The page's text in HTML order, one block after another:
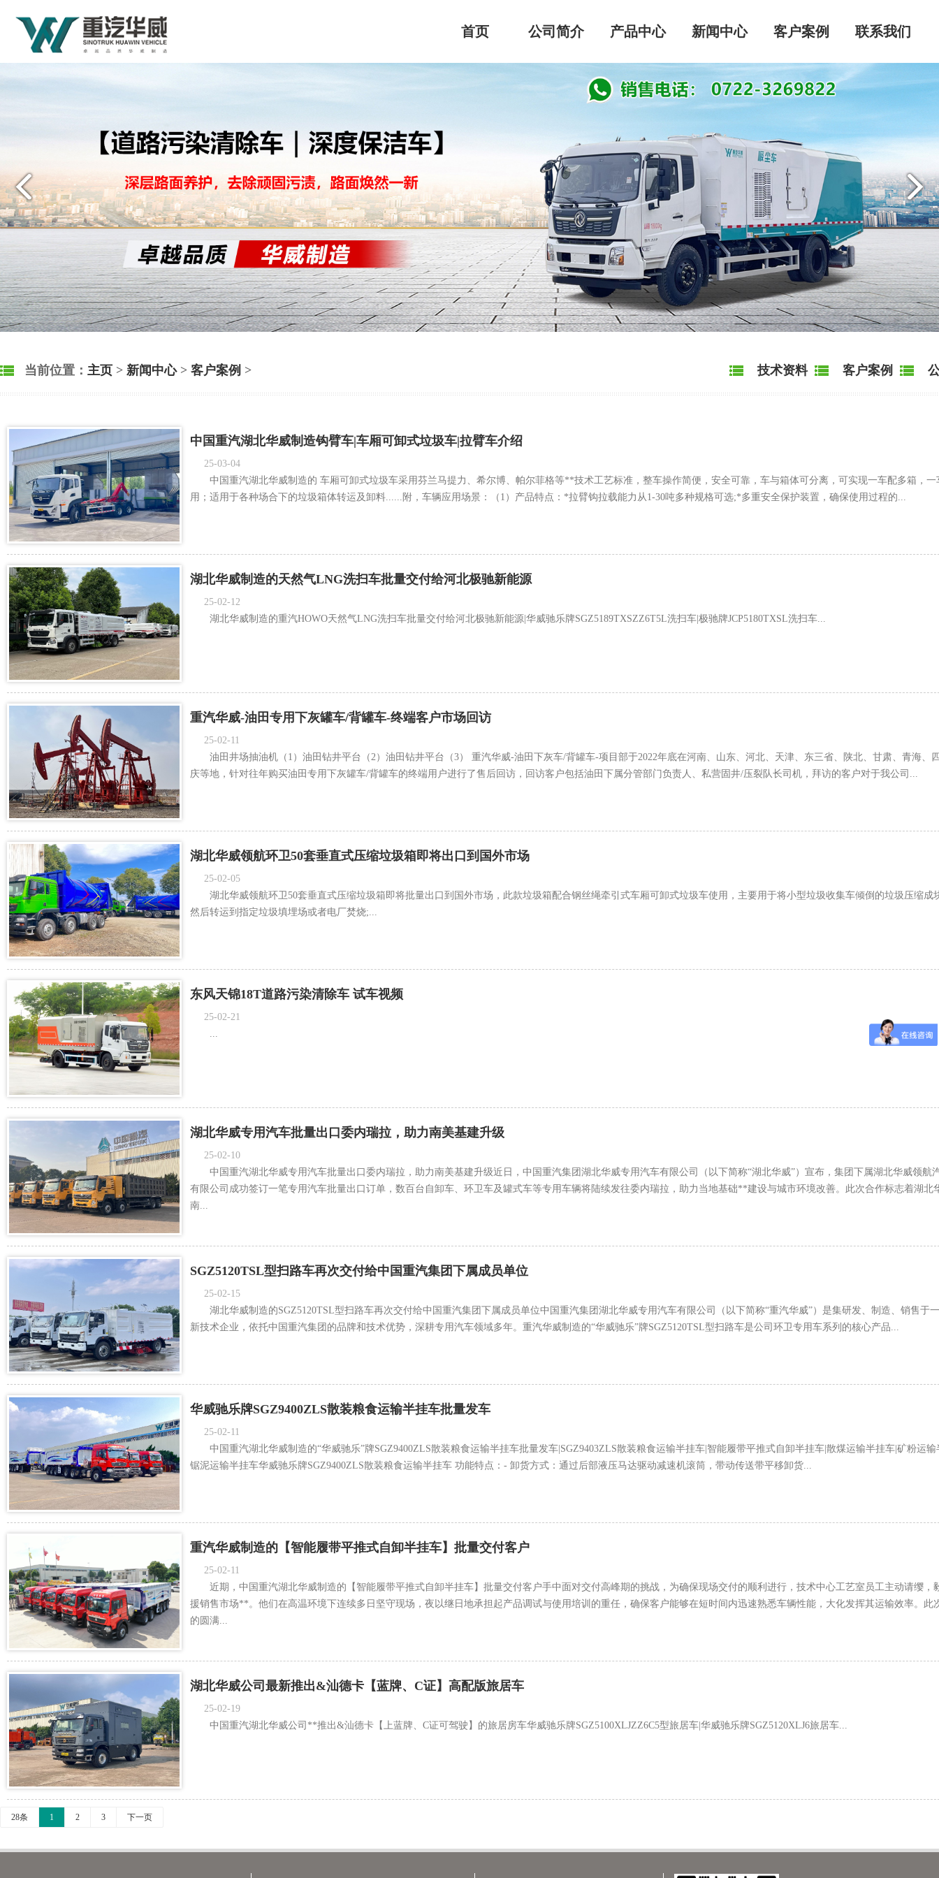
首页 公司简介 产品中心 新闻中心 客户案例 联系我们
当前位置： 主页 > 新闻中心> 客户案例 > 技术资料 客户案例
中国重汽湖北华威制造钩臂车|车厢可卸式垃圾车|拉臂车介绍
25-03-04
中国重汽湖北华威制造的 车厢可卸式垃圾车采用芬兰马提力、希尔博、帕尔菲格等**技术工艺标准，整车操作简便，安全可靠，车与箱体可分离，可实现一车配多箱，一
用；适用于各种场合下的垃圾箱体转运及卸料......附，车辆应用场景：（1）产品特点：*拉臂钩拉载能力从1-30吨多种规格可选;*多重安全保护装置，确保使用过程的...
湖北华威制造的天然气LNG洗扫车批量交付给河北极驰新能源
25-02-12
湖北华威制造的重汽HOWO天然气LNG洗扫车批量交付给河北极驰新能源|华威驰乐牌SGZ5189TXSZZ6T5L洗扫车|极驰牌JCP5180TXSL洗扫车...
重汽华威-油田专用下灰罐车/背罐车-终端客户市场回访
25-02-11
油田井场抽油机（1）油田钻井平台（2）油田钻井平台（3） 重汽华威-油田下灰车/背罐车-项目部于2022年底在河南、山东、河北、天津、东三省、陕北、甘肃、青海、
庆等地，针对往年购买油田专用下灰罐车/背罐车的终端用户进行了售后回访，回访客户包括油田下属分管部门负责人、私营固井/压裂队长司机，拜访的客户对于我公司...
湖北华威领航环卫50套垂直式压缩垃圾箱即将出口到国外市场
25-02-05
湖北华威领航环卫50套垂直式压缩垃圾箱即将批量出口到国外市场，此款垃圾箱配合钢丝绳牵引式车厢可卸式垃圾车使用，主要用于将小型垃圾收集车倾倒的垃圾压缩成
然后转运到指定垃圾填埋场或者电厂焚烧;...
东风天锦18T道路污染清除车 试车视频
25-02-21
...
湖北华威专用汽车批量出口委内瑞拉，助力南美基建升级
25-02-10
中国重汽湖北华威专用汽车批量出口委内瑞拉，助力南美基建升级近日，中国重汽集团湖北华威专用汽车有限公司（以下简称“湖北华威”）宣布，集团下属湖北华威领航
有限公司成功签订一笔专用汽车批量出口订单，数百台自卸车、环卫车及罐式车等专用车辆将陆续发往委内瑞拉，助力当地基础**建设与城市环境改善。此次合作标志着湖北
南...
SGZ5120TSL型扫路车再次交付给中国重汽集团下属成员单位
25-02-15
湖北华威制造的SGZ5120TSL型扫路车再次交付给中国重汽集团下属成员单位中国重汽集团湖北华威专用汽车有限公司（以下简称“重汽华威”）是集研发、制造、销售于
新技术企业，依托中国重汽集团的品牌和技术优势，深耕专用汽车领域多年。重汽华威制造的“华威驰乐”牌SGZ5120TSL型扫路车是公司环卫专用车系列的核心产品...
华威驰乐牌SGZ9400ZLS散装粮食运输半挂车批量发车
25-02-11
中国重汽湖北华威制造的“华威驰乐”牌SGZ9400ZLS散装粮食运输半挂车批量发车|SGZ9403ZLS散装粮食运输半挂车|智能履带平推式自卸半挂车|散煤运输半挂车|矿粉运输
锯泥运输半挂车华威驰乐牌SGZ9400ZLS散装粮食运输半挂车 功能特点：- 卸货方式：通过后部液压马达驱动减速机滚筒，带动传送带平移卸货...
重汽华威制造的【智能履带平推式自卸半挂车】批量交付客户
25-02-11
近期，中国重汽湖北华威制造的【智能履带平推式自卸半挂车】批量交付客户手中面对交付高峰期的挑战，为确保现场交付的顺利进行，技术中心工艺室员工主动请缨，
援销售市场**。他们在高温环境下连续多日坚守现场，夜以继日地承担起产品调试与使用培训的重任，确保客户能够在短时间内迅速熟悉车辆性能，大化发挥其运输效率。此
的圆满...
湖北华威公司最新推出&汕德卡【蓝牌、C证】高配版旅居车
25-02-19
中国重汽湖北华威公司**推出&汕德卡【上蓝牌、C证可驾驶】的旅居房车华威驰乐牌SGZ5100XLJZZ6C5型旅居车|华威驰乐牌SGZ5120XLJ6旅居车...
28条 1 2 3 下一页